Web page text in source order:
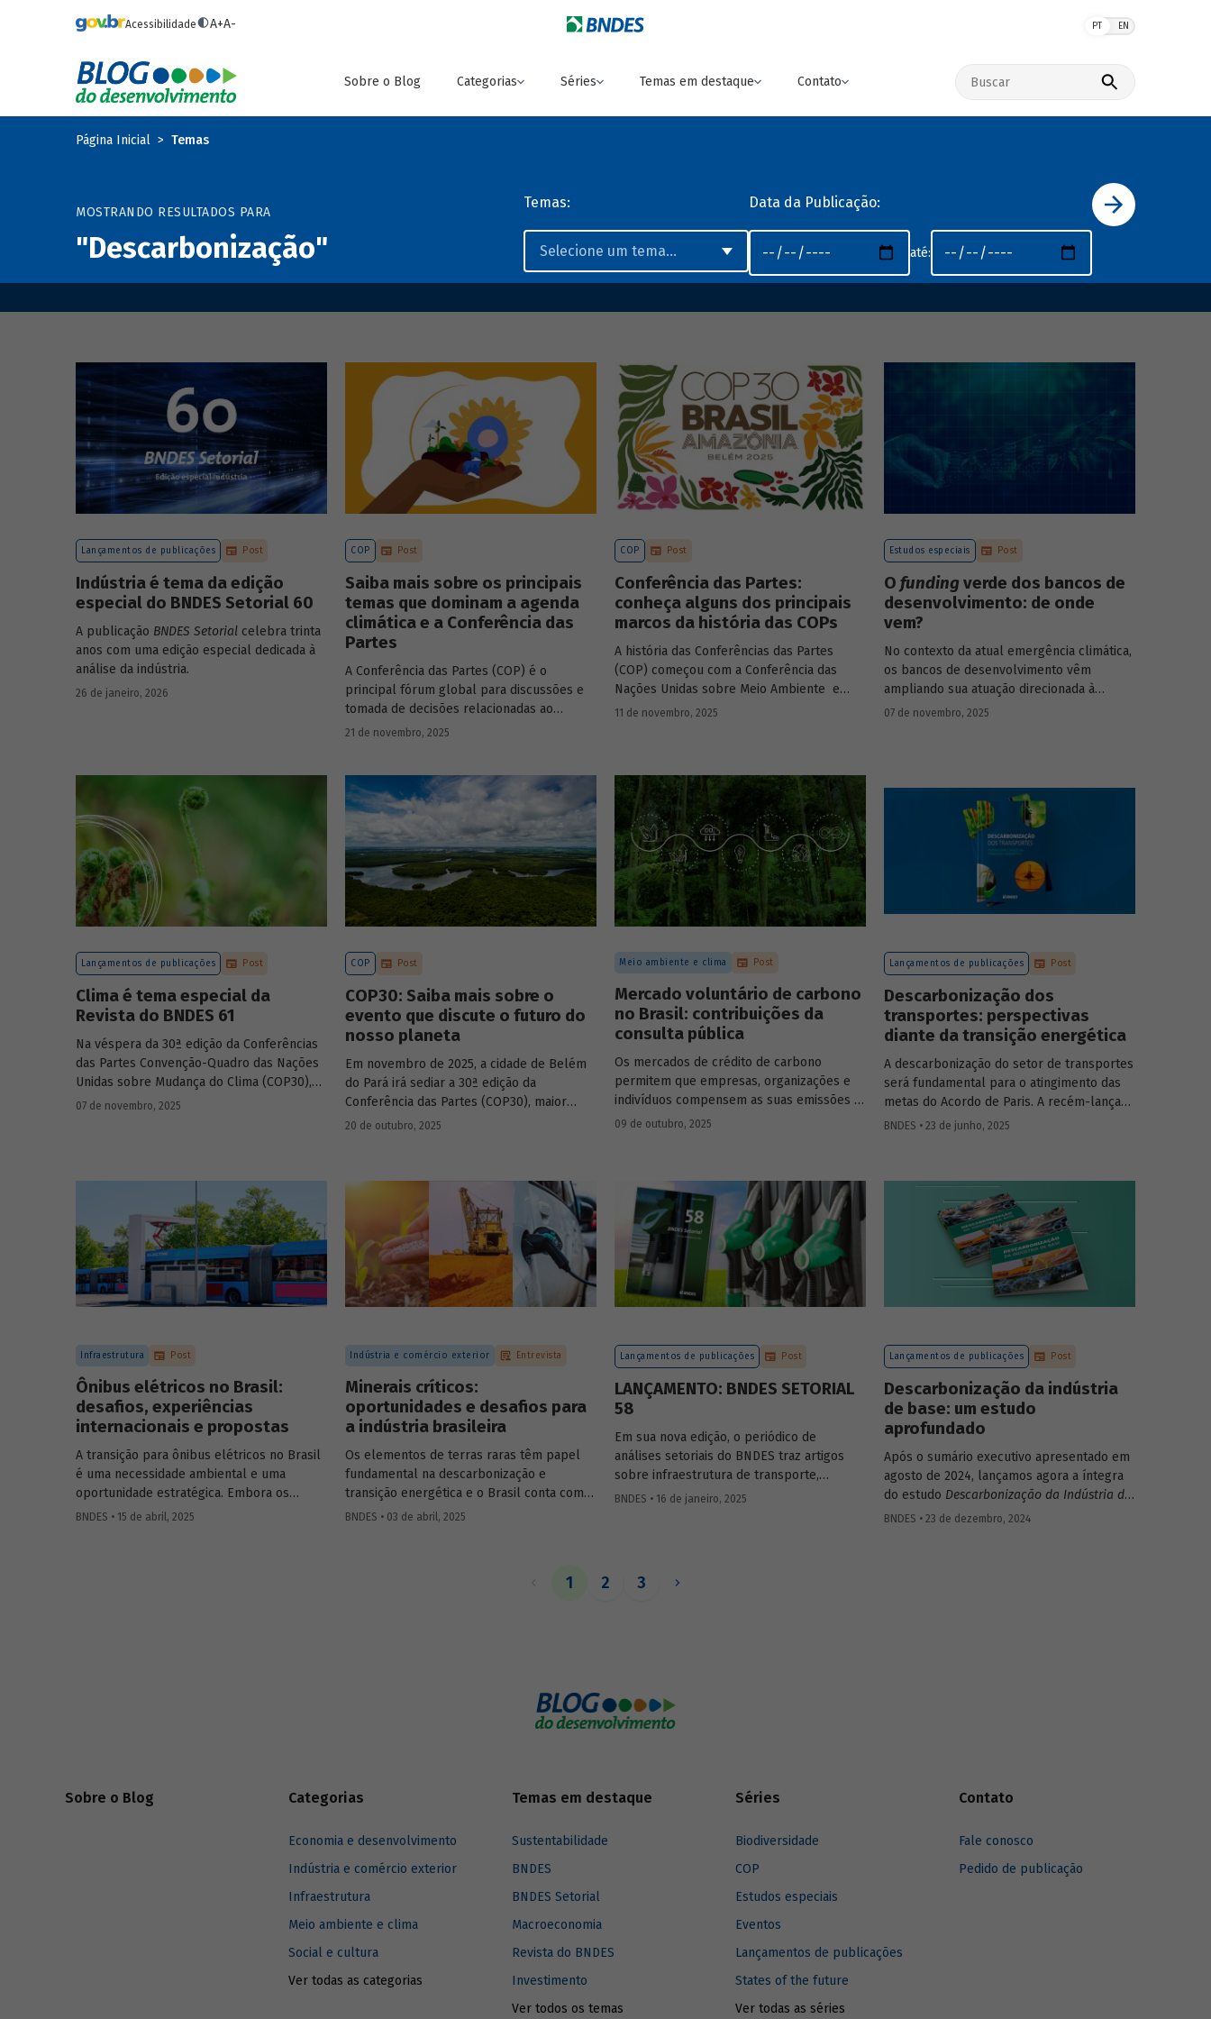
Acessibilidade A+A- PT EN
Sobre o Blog Categorias Séries Temas em destaque Contato
Buscar no site
Página Inicial Temas
MOSTRANDO RESULTADOS PARA
"Descarbonização"
Temas: Data da Publicação:
até:
Lançamentos de publicações Post
Indústria é tema da edição
especial do BNDES Setorial 60
A publicação BNDES Setorial celebra trinta
anos com uma edição especial dedicada à
análise da indústria.
26 de janeiro, 2026
COP Post
Saiba mais sobre os principais
temas que dominam a agenda
climática e a Conferência das
Partes
A Conferência das Partes (COP) é o
principal fórum global para discussões e
tomada de decisões relacionadas ao
enfrentamento da crise climática. Tendo em
discussões das mesas de negociações
saiam do discurso e resultem em
compromissos, planos de ações e metas,
com prazos e recursos definidos.
21 de novembro, 2025
COP Post
Conferência das Partes:
conheça alguns dos principais
marcos da história das COPs
A história das Conferências das Partes
(COP) começou com a Conferência das
Nações Unidas sobre Meio Ambiente e
Desenvolvimento (Unced, do inglês United
Rio-92 ou Cúpula da Terra. Na ocasião,
representantes de 179 países – líderes
políticos, diplomatas, cientistas, jornalistas
e organizações da sociedade civil –
discutiram o impacto das atividades
socioeconômicas para o meio ambiente.
Como principal resultado, os países
participantes reconheceram os graves
predatório e excludente.
11 de novembro, 2025
Estudos especiais Post
O funding verde dos bancos de
desenvolvimento: de onde
vem?
No contexto da atual emergência climática,
os bancos de desenvolvimento vêm
ampliando sua atuação direcionada à
descarbonização e preservação ambiental
desenvolvimento, comparando o BNDES
aos seus pares.
07 de novembro, 2025
Lançamentos de publicações Post
Clima é tema especial da
Revista do BNDES 61
Na véspera da 30ª edição da Conferências
das Partes Convenção-Quadro das Nações
Unidas sobre Mudança do Clima (COP30),
em Belém, o BNDES lança a edição 61 da
07 de novembro, 2025
COP Post
COP30: Saiba mais sobre o
evento que discute o futuro do
nosso planeta
Em novembro de 2025, a cidade de Belém
do Pará irá sediar a 30ª edição da
Conferência das Partes (COP30), maior
evento organizado pela Organização das
no mundo.
20 de outubro, 2025
Meio ambiente e clima Post
Mercado voluntário de carbono
no Brasil: contribuições da
consulta pública
Os mercados de crédito de carbono
permitem que empresas, organizações e
indivíduos compensem as suas emissões a
partir da compra de créditos gerados por
certificação de carbono no mercado
voluntário do Brasil e reuniram
contribuições da sociedade civil,
especialistas e entidades do setor visando
avaliar os desafios e oportunidades desse
mercado. Conheça os resultados.
09 de outubro, 2025
Lançamentos de publicações Post
Descarbonização dos
transportes: perspectivas
diante da transição energética
A descarbonização do setor de transportes
será fundamental para o atingimento das
metas do Acordo de Paris. A recém-lançada
publicação Descarbonização dos
oportunidades para os setores automotivo,
de minerais críticos, de biocombustíveis,
de logística e de mobilidade urbana nesse
contexto, em uma discussão que engloba
infraestrutura, neoindustrialização e
economia de baixo carbono
simultaneamente.
BNDES • 23 de junho, 2025
Infraestrutura Post
Ônibus elétricos no Brasil:
desafios, experiências
internacionais e propostas
A transição para ônibus elétricos no Brasil
é uma necessidade ambiental e uma
oportunidade estratégica. Embora os
desafios sejam significativos, experiências
BNDES • 15 de abril, 2025
Indústria e comércio exterior Entrevista
Minerais críticos:
oportunidades e desafios para
a indústria brasileira
Os elementos de terras raras têm papel
fundamental na descarbonização e
transição energética e o Brasil conta com
os recursos naturais necessários para
de terras raras e minerais críticos, para
BNDES • 03 de abril, 2025
Lançamentos de publicações Post
LANÇAMENTO: BNDES SETORIAL
58
Em sua nova edição, o periódico de
análises setoriais do BNDES traz artigos
sobre infraestrutura de transporte,
mobilidade urbana, combustíveis
BNDES • 16 de janeiro, 2025
Lançamentos de publicações Post
Descarbonização da indústria
de base: um estudo
aprofundado
Após o sumário executivo apresentado em
agosto de 2024, lançamos agora a íntegra
do estudo Descarbonização da Indústria de
Base, com panorama abrangente de cada
BNDES • 23 de dezembro, 2024
1 2 3
Sobre o Blog Categorias
Economia e desenvolvimento
Indústria e comércio exterior
Infraestrutura
Meio ambiente e clima
Social e cultura
Ver todas as categorias
Temas em destaque
Sustentabilidade
BNDES
BNDES Setorial
Macroeconomia
Revista do BNDES
Investimento
Ver todos os temas
Séries
Biodiversidade
COP
Estudos especiais
Eventos
Lançamentos de publicações
States of the future
Ver todas as séries
Contato
Fale conosco
Pedido de publicação